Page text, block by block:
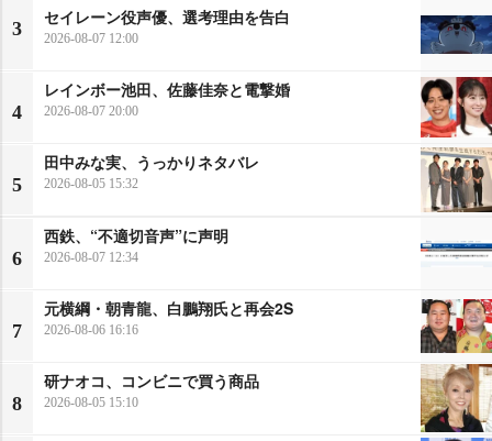
3
セイレーン役声優、選考理由を告白
2026-08-07 12:00
4
レインボー池田、佐藤佳奈と電撃婚
2026-08-07 20:00
5
田中みな実、うっかりネタバレ
2026-08-05 15:32
6
西鉄、“不適切音声”に声明
2026-08-07 12:34
7
元横綱・朝青龍、白鵬翔氏と再会2S
2026-08-06 16:16
8
研ナオコ、コンビニで買う商品
2026-08-05 15:10